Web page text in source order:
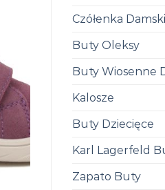
Czółenka
Buty Oleksy
Buty Wiosenne
Kalosze
Buty Dziecięce
Karl Lagerfeld
Zapato Buty